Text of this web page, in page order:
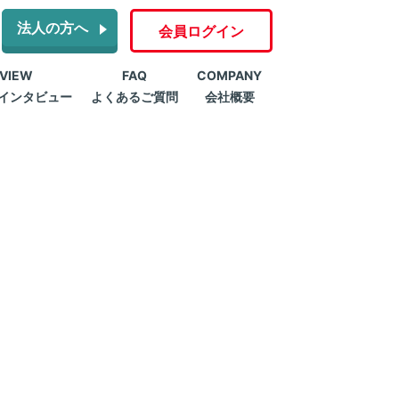
法人の方へ 会員ログイン
ンタビュー
FAQ
よくあるご質問
COMPANY
会社概要